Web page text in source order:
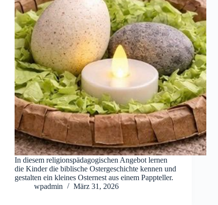
In diesem religionspädagogischen Angebot lernen
die Kinder die biblische Ostergeschichte kennen und
gestalten ein kleines Osternest aus einem Pappteller.
wpadmin
März 31, 2026